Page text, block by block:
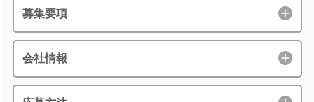
募集要項
会社情報